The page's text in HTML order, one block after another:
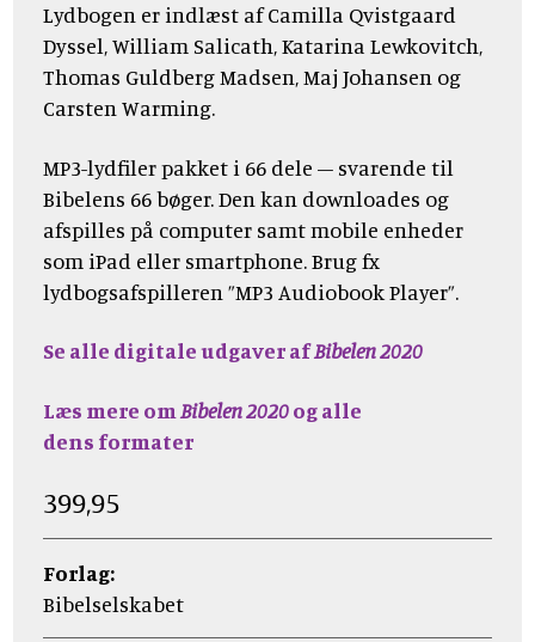
Lydbogen er indlæst af Camilla Qvistgaard
Dyssel, William Salicath, Katarina Lewkovitch,
Thomas Guldberg Madsen, Maj Johansen og
Carsten Warming.
MP3-lydfiler pakket i 66 dele – svarende til
Bibelens 66 bøger. Den kan downloades og
afspilles på computer samt mobile enheder
som iPad eller smartphone. Brug fx
lydbogsafspilleren ”MP3 Audiobook Player”.
Se alle digitale udgaver afBibelen 2020
Læs mere om Bibelen 2020og alle
dens formater
399,95
Forlag:
Bibelselskabet